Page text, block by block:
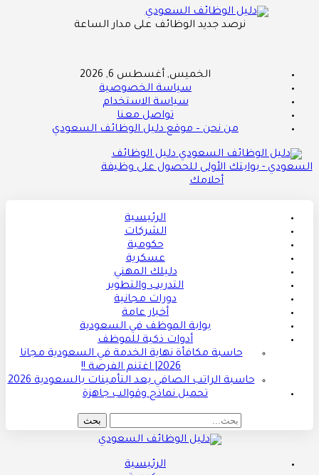
نرصد جديد الوظائف على مدار الساعة
الخميس, أغسطس 6, 2026
سياسة الخصوصية
سياسة الاستخدام
تواصل معنا
من نحن – موقع دليل الوظائف السعودي
دليل الوظائف
السعودي - بوابتك الأولى للحصول على وظيفة
أحلامك
الرئيسية
الشركات
حكومية
عسكرية
دليلك المهني
التدريب والتطوير
دورات مجانية
أخبار عامة
بوابة الموظف في السعودية
أدوات ذكية للموظف
حاسبة مكافأة نهاية الخدمة في السعودية مجانا
2026| اغتنم الفرصة !!
حاسبة الراتب الصافي بعد التأمينات بالسعودية 2026
تحميل نماذج وقوالب جاهزة
الرئيسية